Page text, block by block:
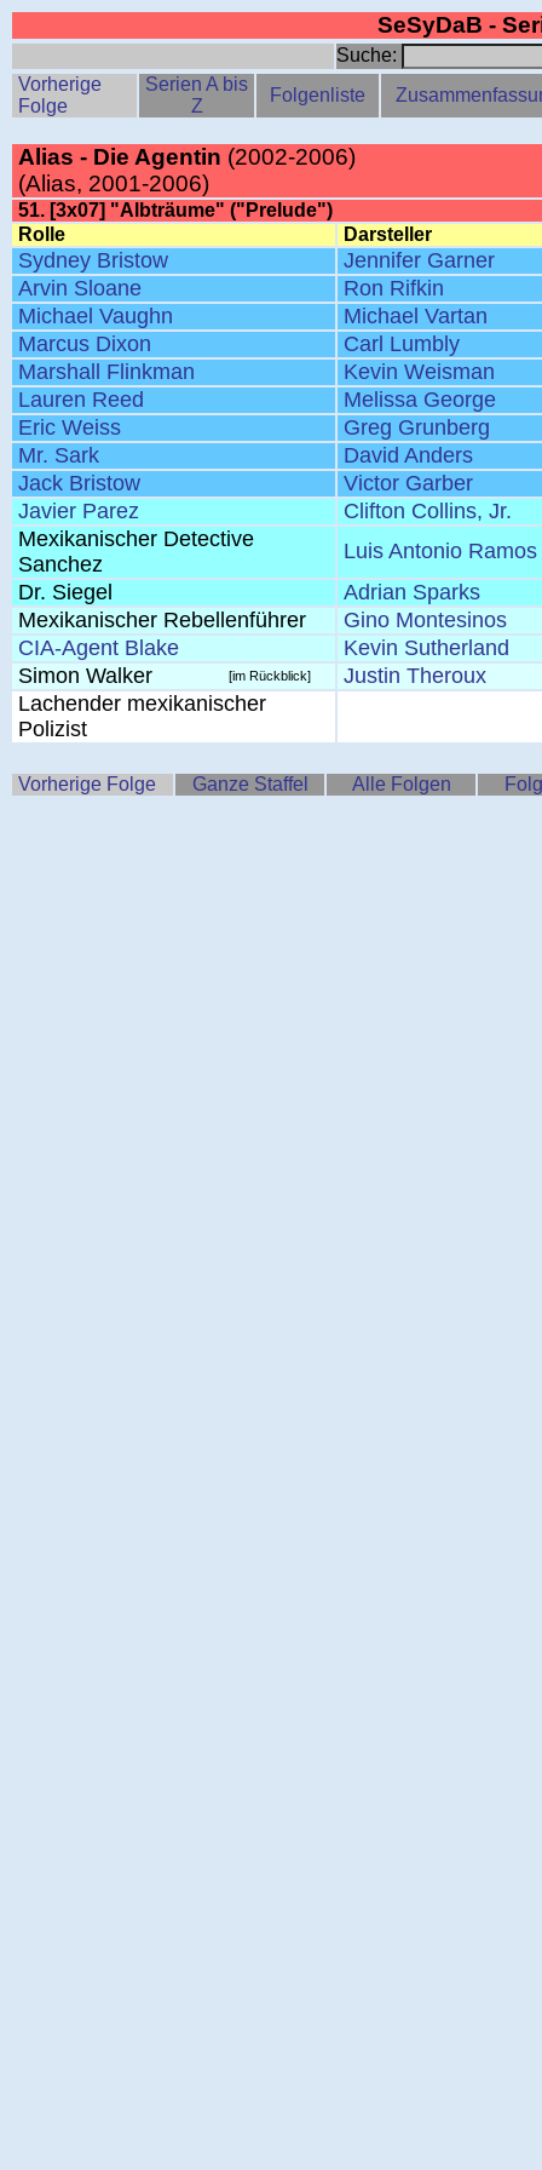
SeSyDaB -
Suche:
Vorherige
Folge
Serien A bis
Z
Folgenliste
Alias - Die Agentin (2002-2006)
(Alias, 2001-2006)
51. [3x07] "Albträume" ("Prelude")
Rolle
Darsteller
Sydney Bristow
Jennifer Garner
Arvin Sloane
Ron Rifkin
Michael Vaughn
Michael Vartan
Marcus Dixon
Carl Lumbly
Marshall Flinkman
Kevin Weisman
Lauren Reed
Melissa George
Eric Weiss
Greg Grunberg
Mr. Sark
David Anders
Jack Bristow
Victor Garber
Javier Parez
Clifton Collins, Jr.
Mexikanischer Detective
Sanchez
Luis Antonio Ramos
Dr. Siegel
Adrian Sparks
Mexikanischer Rebellenführer
Gino Montesinos
CIA-Agent Blake
Kevin Sutherland
Simon Walker
[im Rückblick]
Justin Theroux
Lachender mexikanischer
Polizist
Vorherige Folge Ganze Staffel Alle Folgen